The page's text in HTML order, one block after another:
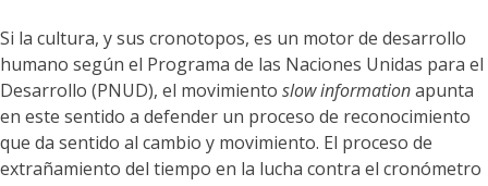
Si la cultura, y sus cronotopos, es un motor de desarrollo
humano según el Programa de las Naciones Unidas para el
Desarrollo (PNUD), el movimiento slow informationapunta
en este sentido a defender un proceso de reconocimiento
que da sentido al cambio y movimiento. El proceso de
extrañamiento del tiempo en la lucha contra el cronómetro